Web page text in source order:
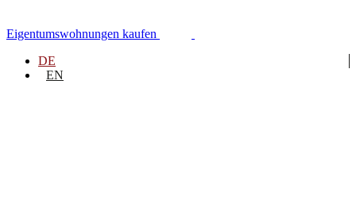
Inhalt
springen
Eigentumswohnungen kaufen
DE
EN